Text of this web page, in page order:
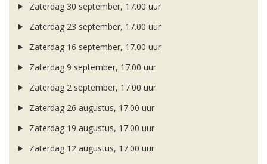
Zaterdag 30 september, 17.00 uur
Zaterdag 23 september, 17.00 uur
Zaterdag 16 september, 17.00 uur
Zaterdag 9 september, 17.00 uur
Zaterdag 2 september, 17.00 uur
Zaterdag 26 augustus, 17.00 uur
Zaterdag 19 augustus, 17.00 uur
Zaterdag 12 augustus, 17.00 uur